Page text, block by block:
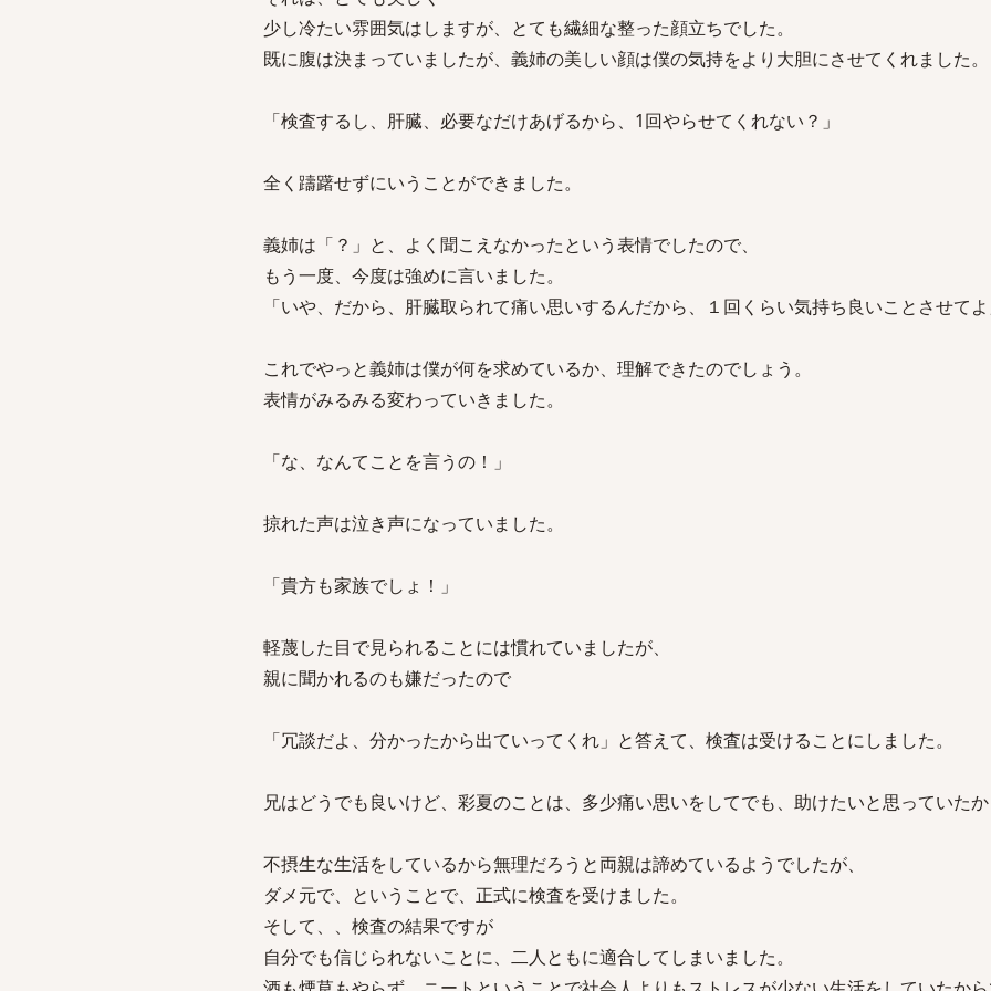
少し冷たい雰囲気はしますが、とても繊細な整った顔立ちでした。
既に腹は決まっていましたが、義姉の美しい顔は僕の気持をより大胆にさせてくれました。
「検査するし、肝臓、必要なだけあげるから、1回やらせてくれない？」
全く躊躇せずにいうことができました。
義姉は「？」と、よく聞こえなかったという表情でしたので、
もう一度、今度は強めに言いました。
「いや、だから、肝臓取られて痛い思いするんだから、１回くらい気持ち良いことさせて
これでやっと義姉は僕が何を求めているか、理解できたのでしょう。
表情がみるみる変わっていきました。
「な、なんてことを言うの！」
掠れた声は泣き声になっていました。
「貴方も家族でしょ！」
軽蔑した目で見られることには慣れていましたが、
親に聞かれるのも嫌だったので
「冗談だよ、分かったから出ていってくれ」と答えて、検査は受けることにしました。
兄はどうでも良いけど、彩夏のことは、多少痛い思いをしてでも、助けたいと思っていた
不摂生な生活をしているから無理だろうと両親は諦めているようでしたが、
ダメ元で、ということで、正式に検査を受けました。
そして、、検査の結果ですが
自分でも信じられないことに、二人ともに適合してしまいました。